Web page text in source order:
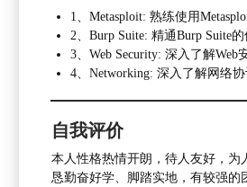
1、Metasploit: 熟练
2、Burp Suite: 精通
3、Web Security:
4、Networking: 深
自我评价
本人性格热情开朗，待人友好，
恳勤奋好学、脚踏实地，有较强的